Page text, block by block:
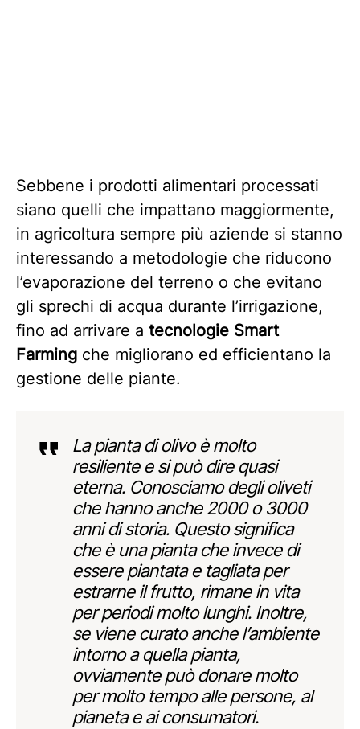
Sebbene i prodotti alimentari processati
siano quelli che impattano maggiormente,
in agricoltura sempre più aziende si stanno
interessando a metodologie che riducono
l’evaporazione del terreno o che evitano
gli sprechi di acqua durante l’irrigazione,
fino ad arrivare a tecnologie Smart
Farming che migliorano ed efficientano la
gestione delle piante.
La pianta di olivo è molto
resiliente e si può dire quasi
eterna. Conosciamo degli oliveti
che hanno anche 2000 o 3000
anni di storia. Questo significa
che è una pianta che invece di
essere piantata e tagliata per
estrarne il frutto, rimane in vita
per periodi molto lunghi. Inoltre,
se viene curato anche l’ambiente
intorno a quella pianta,
ovviamente può donare molto
per molto tempo alle persone, al
pianeta e ai consumatori.